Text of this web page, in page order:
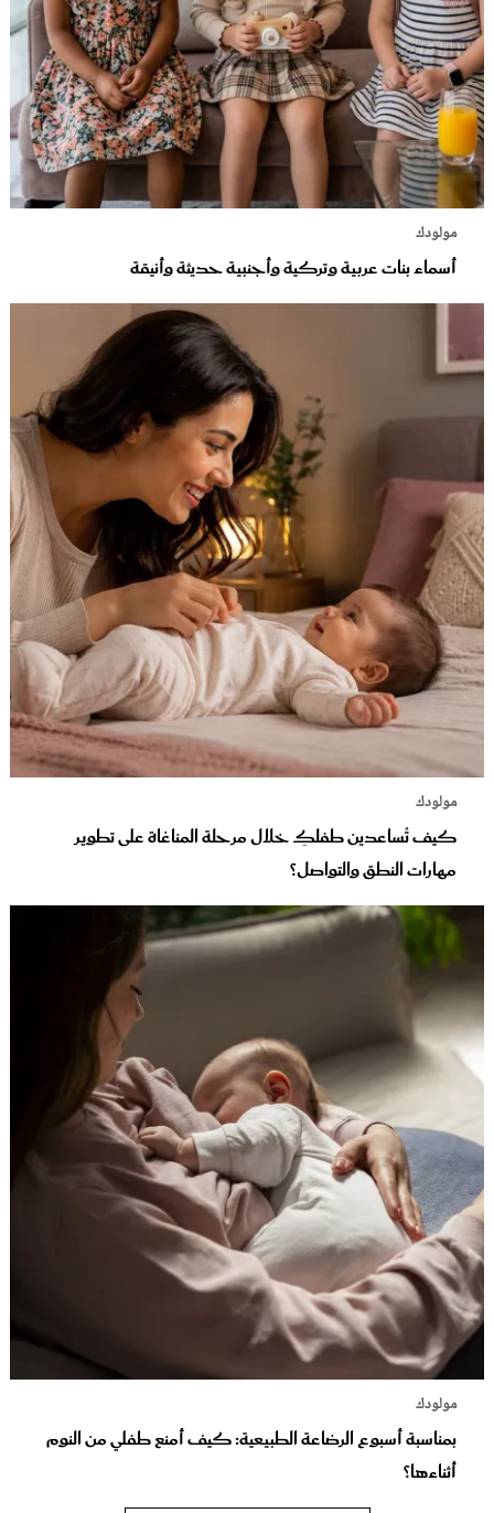
مولودك
أسماء بنات عربية وتركية وأجنبية حديثة وأنيقة
مولودك
كيف تُساعدين طفلكِ خلال مرحلة المناغاة على تطوير
مهارات النطق والتواصل؟
مولودك
بمناسبة أسبوع الرضاعة الطبيعية: كيف أمنع طفلي من النوم
أثناءها؟